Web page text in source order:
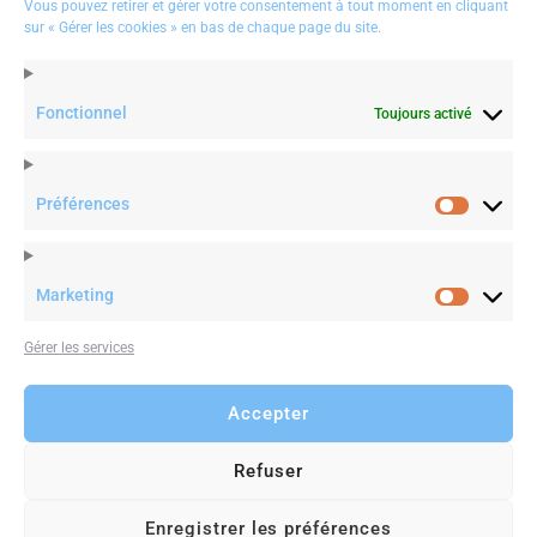
Vous pouvez retirer et gérer votre consentement à tout moment en cliquant
sur « Gérer les cookies » en bas de chaque page du site.
Fonctionnel Toujours activé
Préférences
Marketing
Gérer les services
Accepter
Refuser
Enregistrer les préférences
# Rueil Malmaison, 92500
(+3)1 85 54 20 20
contact@maintenantdemain.com
#positivethinking